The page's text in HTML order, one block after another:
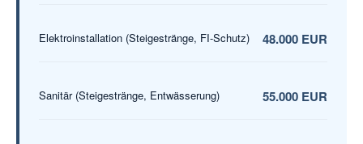
Elektroinstallation (Steigestränge, FI-Schutz) 48.000 EUR
Sanitär (Steigestränge, Entwässerung) 55.000 EUR